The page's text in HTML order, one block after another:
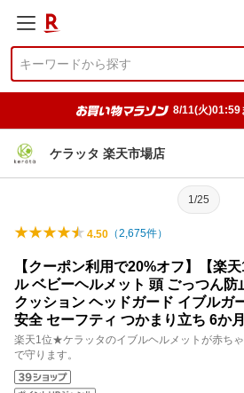
8/11(火)01:59
ケラッタ 楽天市場店
1/25
4.50 （2,675件）
【クーポン利用で20%オフ】【楽
ル ベビーヘルメット 頭 ごっつん防
クッション ヘッドガード イブルガ
安全 セーフティ つかまり立ち 6か
楽天1位★ケラッタのイブルヘルメットが赤ち
で守ります。